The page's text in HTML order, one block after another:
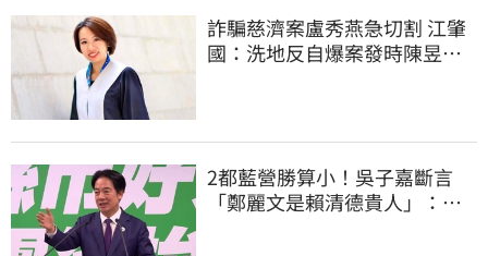
詐騙慈濟案盧秀燕急切割 江肇
國：洗地反自爆案發時陳昱瑄
2都藍營勝算小！吳子嘉斷言
「鄭麗文是賴清德貴人」：保